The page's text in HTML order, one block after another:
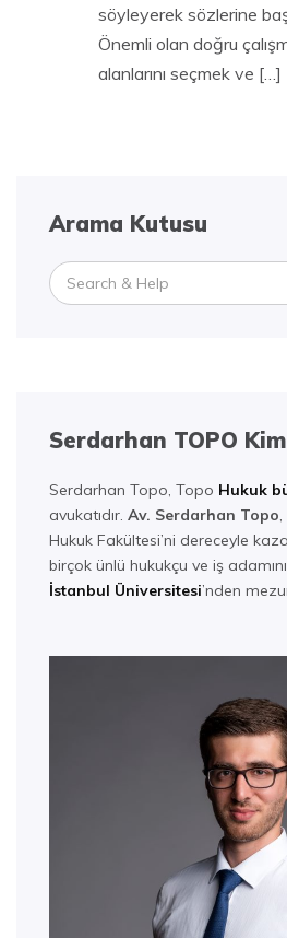
söyleyerek sözlerine
Önemli olan doğru
alanlarını seçmek ve […]
Arama Kutusu
Search
for:
Serdarhan TOPO
Serdarhan Topo, Topo Hukuk
avukatıdır. Av. Serdarhan Topo,
Hukuk Fakültesi’ni dereceyle
birçok ünlü hukukçu ve iş
İstanbul Üniversitesi’nden